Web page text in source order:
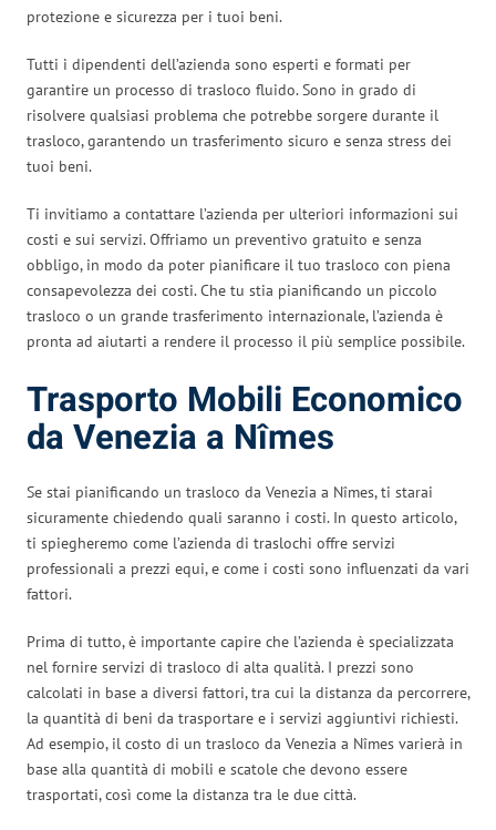
protezione e sicurezza per i tuoi beni.
Tutti i dipendenti dell’azienda sono esperti e formati per
garantire un processo di trasloco fluido. Sono in grado di
risolvere qualsiasi problema che potrebbe sorgere durante il
trasloco, garantendo un trasferimento sicuro e senza stress dei
tuoi beni.
Ti invitiamo a contattare l’azienda per ulteriori informazioni sui
costi e sui servizi. Offriamo un preventivo gratuito e senza
obbligo, in modo da poter pianificare il tuo trasloco con piena
consapevolezza dei costi. Che tu stia pianificando un piccolo
trasloco o un grande trasferimento internazionale, l’azienda è
pronta ad aiutarti a rendere il processo il più semplice possibile.
Trasporto Mobili Economico
da Venezia a Nîmes
Se stai pianificando un trasloco da Venezia a Nîmes, ti starai
sicuramente chiedendo quali saranno i costi. In questo articolo,
ti spiegheremo come l’azienda di traslochi offre servizi
professionali a prezzi equi, e come i costi sono influenzati da vari
fattori.
Prima di tutto, è importante capire che l’azienda è specializzata
nel fornire servizi di trasloco di alta qualità. I prezzi sono
calcolati in base a diversi fattori, tra cui la distanza da percorrere,
la quantità di beni da trasportare e i servizi aggiuntivi richiesti.
Ad esempio, il costo di un trasloco da Venezia a Nîmes varierà in
base alla quantità di mobili e scatole che devono essere
trasportati, così come la distanza tra le due città.